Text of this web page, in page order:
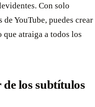
Con solo
YouTube, puedes crear
atraiga a todos los
los subtítulos